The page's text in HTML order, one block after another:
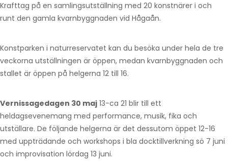
Krafttag på en samlingsutställning med 20 konstnärer i och
runt den gamla kvarnbyggnaden vid Hågaån.
Konstparken i naturreservatet kan du besöka under hela de tre
veckorna utställningen är öppen, medan kvarnbyggnaden och
stallet är öppen på helgerna 12 till 16.
Vernissagedagen 30 maj 13-ca 21 blir till ett
heldagsevenemang med performance, musik, fika och
utställare. De följande helgerna är det dessutom öppet 12-16
med uppträdande och workshops i bla docktillverkning sö 7 juni
och improvisation lördag 13 juni.